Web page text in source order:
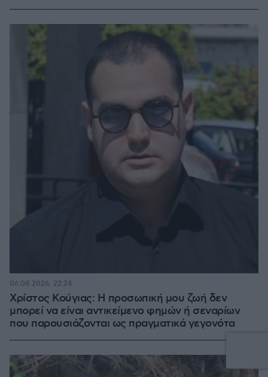
Χρίστος Κούγιας: Η προσωπική μου ζωή δεν
μπορεί να είναι αντικείμενο φημών ή σεναρίων
που παρουσιάζονται ως πραγματικά γεγονότα
06.08.2026, 22:24